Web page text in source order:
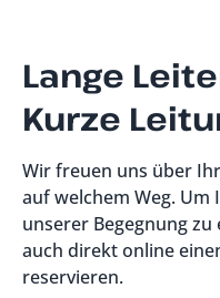
Lange
Kurze
Wir freuen uns über
auf welchem Weg. Um
unserer Begegnung
auch direkt online
reservieren.